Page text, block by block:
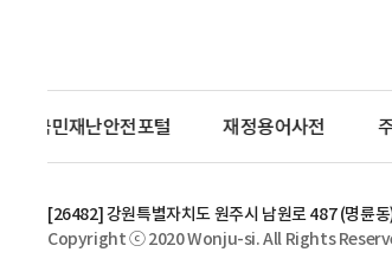
국민재난안전포털 재정용어사전
[26482] 강원특별자치도 원주시 남원로 487 (명륜
Copyright ⓒ 2020 Wonju-si. All Rights